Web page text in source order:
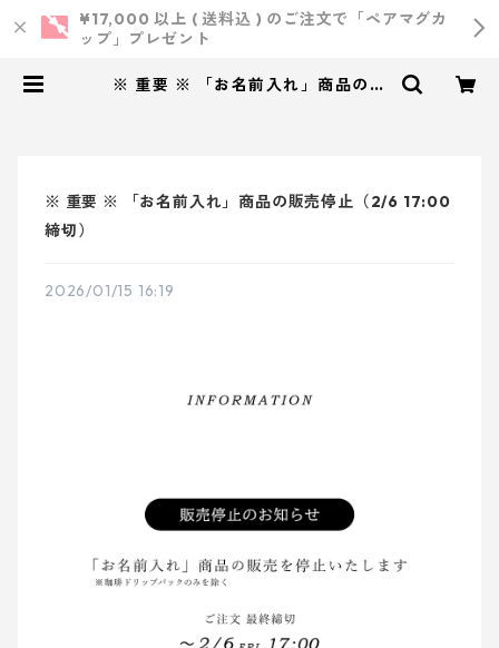
¥17,000 以上 ( 送料込 ) のご注文で「ペアマグカ
ップ」プレゼント
※ 重要 ※ 「お名前入れ」商品の販
※ 重要 ※ 「お名前入れ」商品の販売停止（2/6 17:00
締切）
2026/01/15 16:19